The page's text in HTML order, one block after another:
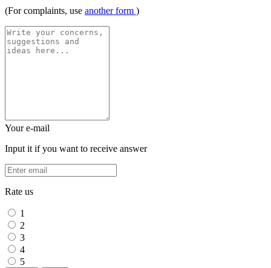
(For complaints, use another form )
Your e-mail
Input it if you want to receive answer
Rate us
1
2
3
4
5